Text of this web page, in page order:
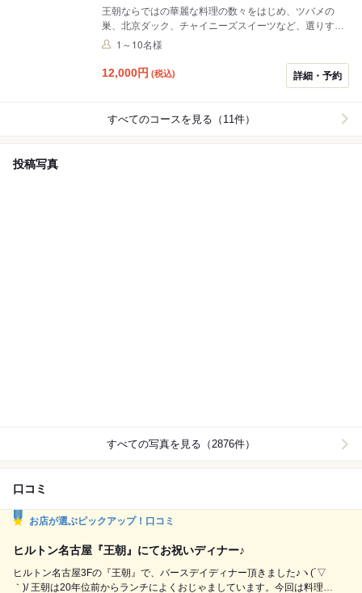
王朝ならではの華麗な料理の数々をはじめ、ツバメの
巣、北京ダック、チャイニーズスイーツなど、選りすぐ
りの35品を心ゆくまで楽しめるオーダーバイキングで
1～10名様
12,000円 (税込) 詳細・予約
すべてのコースを見る（11件）
投稿写真
すべての写真を見る（2876件）
口コミ
お店が選ぶピックアップ！口コミ
ヒルトン名古屋『王朝』にてお祝いディナー♪
ヒルトン名古屋3Fの『王朝』で、バースデイディナー頂きました♪ヽ(´▽
｀)/ 王朝は20年位前からランチによくおじゃましています。今回は料理長